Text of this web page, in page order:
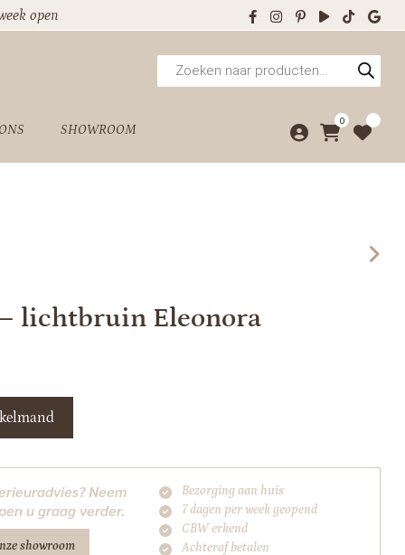
open
Producten
zoeken
SHOWROOM
0
lichtbruin Eleonora
Neem
u graag verder.
showroom
Bezorging aan huis
7 dagen per week geopend
CBW erkend
Achteraf betalen